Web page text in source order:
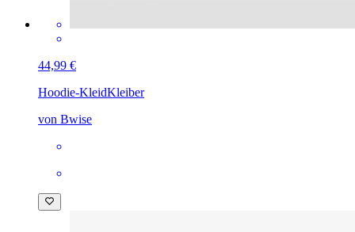
44,99 €
Hoodie-KleidKleiber
von Bwise